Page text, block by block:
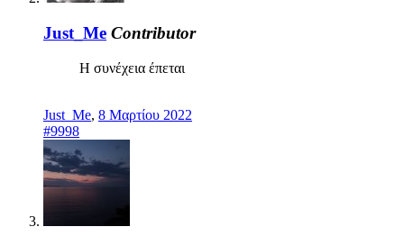
Just_Me Contributor
Η συνέχεια έπεται
Just_Me, 8 Μαρτίου 2022
#9998